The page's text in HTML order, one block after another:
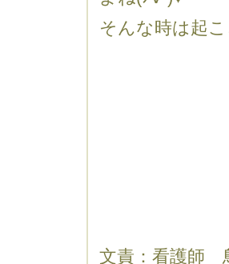
そんな時は起
文責：看護師